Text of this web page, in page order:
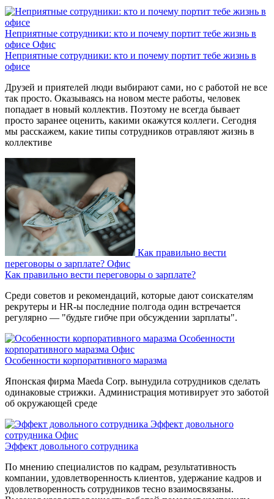
Неприятные сотрудники: кто и почему портит тебе жизнь в
офисе Офис
Неприятные сотрудники: кто и почему портит тебе жизнь в
офисе
Друзей и приятелей люди выбирают сами, но с работой не все
так просто. Оказываясь на новом месте работы, человек
попадает в новый коллектив. Поэтому не всегда бывает
просто заранее оценить, какими окажутся коллеги. Сегодня
мы расскажем, какие типы сотрудников отравляют жизнь в
коллективе
Как правильно вести
переговоры о зарплате? Офис
Как правильно вести переговоры о зарплате?
Среди советов и рекомендаций, которые дают соискателям
рекрутеры и HR-ы последние полгода один встречается
регулярно — "будьте гибче при обсуждении зарплаты".
Особенности
корпоративного маразма Офис
Особенности корпоративного маразма
Японская фирма Maeda Corp. вынудила сотрудников сделать
одинаковые стрижки. Администрация мотивирует это заботой
об окружающей среде
Эффект довольного
сотрудника Офис
Эффект довольного сотрудника
По мнению специалистов по кадрам, результативность
компании, удовлетворенность клиентов, удержание кадров и
удовлетворенность сотрудников тесно взаимосвязаны.